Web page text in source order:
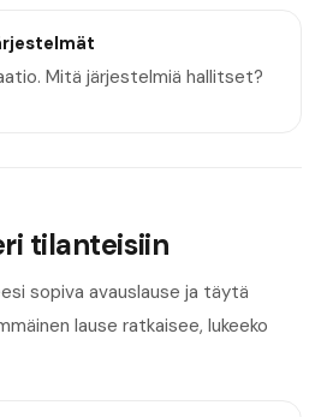
Mitä järjestelmiä hallitset?
tilanteisiin
sopiva avauslause ja täytä
lause ratkaisee, lukeeko